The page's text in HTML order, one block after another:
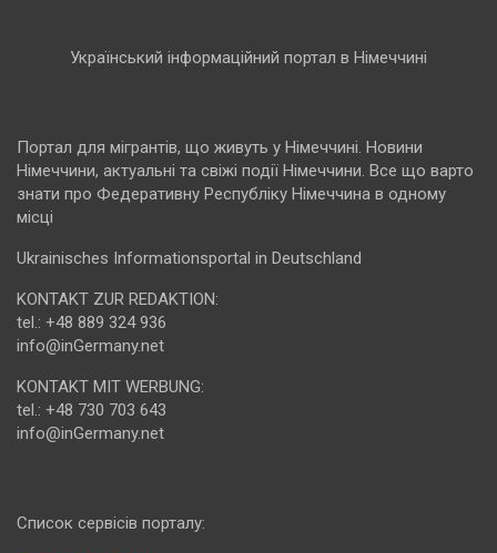
Український інформаційний портал в Німеччині
Портал для мігрантів, що живуть у Німеччині. Новини
Німеччини, актуальні та свіжі події Німеччини. Все що варто
знати про Федеративну Республіку Німеччина в одному
місці
Ukrainisches Informationsportal in Deutschland
KONTAKT ZUR REDAKTION:
tel.: +48 889 324 936
info@inGermany.net
KONTAKT MIT WERBUNG:
tel.: +48 730 703 643
info@inGermany.net
Cписок сервісів порталу: